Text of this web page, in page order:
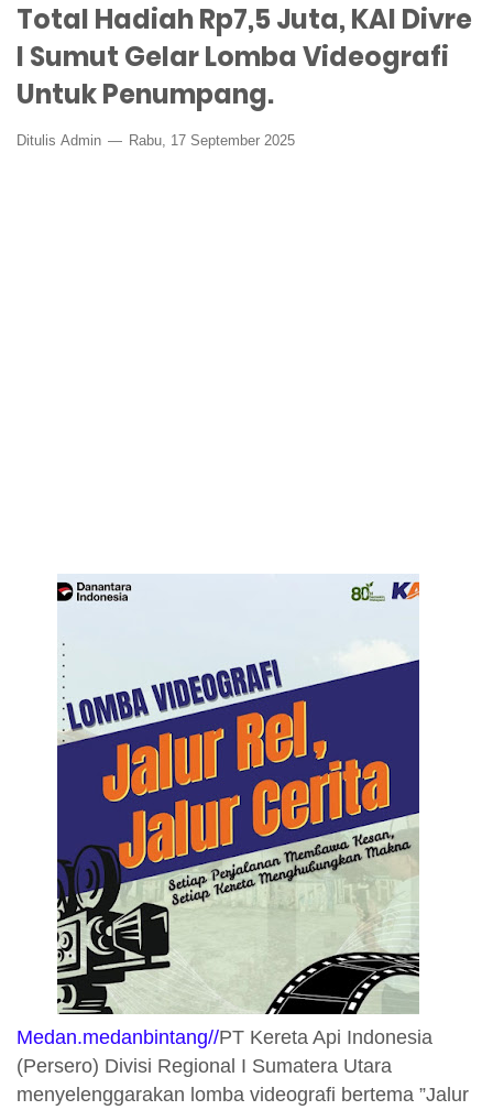
Total Hadiah Rp7,5 Juta, KAI Divre
I Sumut Gelar Lomba Videografi
Untuk Penumpang.
Ditulis Admin Rabu, 17 September 2025
Medan.medanbintang//PT Kereta Api Indonesia
(Persero) Divisi Regional I Sumatera Utara
menyelenggarakan lomba videografi bertema ”Jalur